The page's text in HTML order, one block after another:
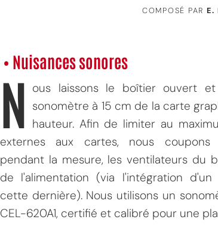
COMPOSÉ PAR E.
• Nuisances sonores
N ous laissons le boîtier ouvert
sonomètre à 15 cm de la carte
hauteur. Afin de limiter au
externes aux cartes, nous coupons
pendant la mesure, les ventilateurs du
de l'alimentation (via l'intégration
cette dernière). Nous utilisons un
CEL-620A1, certifié et calibré pour une